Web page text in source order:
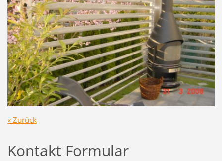
« Zurück
Kontakt Formular